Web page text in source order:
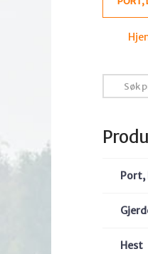
etter:
Port,
Hest